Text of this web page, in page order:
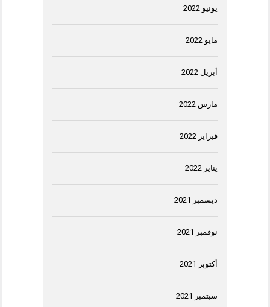
يونيو 2022
مايو 2022
أبريل 2022
مارس 2022
فبراير 2022
يناير 2022
ديسمبر 2021
نوفمبر 2021
أكتوبر 2021
سبتمبر 2021